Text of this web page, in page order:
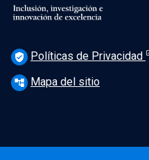
verified_user Políticas de Privacidad
account_tree Mapa del sitio